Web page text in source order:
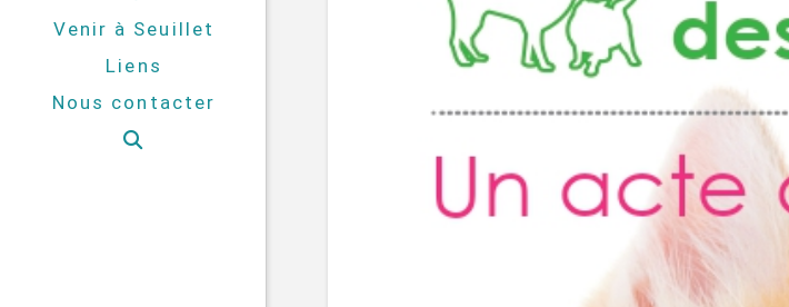
Venir à Seuillet
Liens
Nous contacter